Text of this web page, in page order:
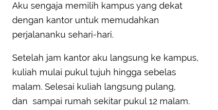
Aku sengaja memilih kampus yang dekat
dengan kantor untuk memudahkan
perjalananku sehari-hari.
Setelah jam kantor aku langsung ke kampus,
kuliah mulai pukul tujuh hingga sebelas
malam. Selesai kuliah langsung pulang,
dan sampai rumah sekitar pukul 12 malam.